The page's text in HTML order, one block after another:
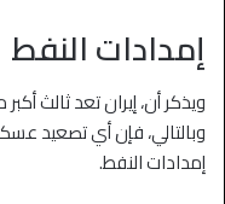
إمدادات النفط
ويذكر أن، إيران تعد ثالث
وبالتالي، فإن أي تصعيد
إمدادات النفط.